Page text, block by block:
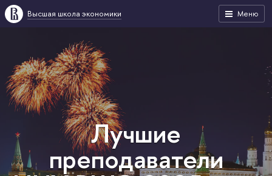
Меню
Высшая школа экономики
Лучшие
преподаватели